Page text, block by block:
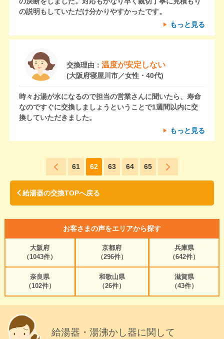
の説明もしていただけ分かりやすかったです。
もっと見る
交換理由： 温度が安定しない
(大阪府寝屋川市／女性・40代)
時々お湯が水になるので担当の営業さんに聞いたら、寿命
なのですぐに交換しましょうということで1週間以内に交
換していただきました。
もっと見る
61 62 63 64 65
給湯器の交換TOPへ戻る
お客さまの声をエリアから探す
大阪府
（1043件）
京都府
（296件）
兵庫県
（642件）
奈良県
（102件）
和歌山県
（26件）
滋賀県
（43件）
給湯器・湯沸かし器に関して